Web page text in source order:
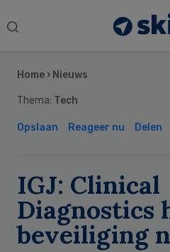
Search
Home › Nieuws
Thema: Tech
Opslaan Reageer nu Delen
IGJ: Clinical
Diagnostics
beveiliging
Sidebar